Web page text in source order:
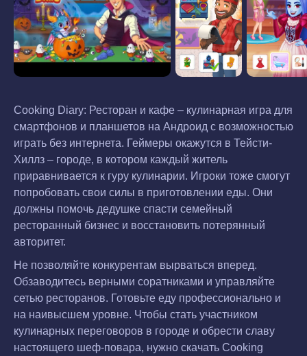
Cooking Diary: Ресторан и кафе – кулинарная игра для
смартфонов и планшетов на Андроид с возможностью
играть без интернета. Геймеры окажутся в Тейсти-
Хиллз – городе, в котором каждый житель
приравнивается к гуру кулинарии. Игроки тоже смогут
попробовать свои силы в приготовлении еды. Они
должны помочь дедушке спасти семейный
ресторанный бизнес и восстановить потерянный
авторитет.
Не позволяйте конкурентам вырваться вперед.
Обзаводитесь верными соратниками и управляйте
сетью ресторанов. Готовьте еду профессионально и
на наивысшем уровне. Чтобы стать участником
кулинарных переговоров в городе и обрести славу
настоящего шеф-повара, нужно скачать Cooking